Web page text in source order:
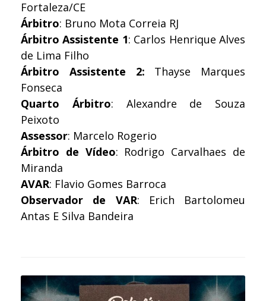
Fortaleza/CE
Árbitro: Bruno Mota Correia RJ
Árbitro Assistente 1: Carlos Henrique Alves
de Lima Filho
Árbitro Assistente 2: Thayse Marques
Fonseca
Quarto Árbitro: Alexandre de Souza
Peixoto
Assessor: Marcelo Rogerio
Árbitro de Vídeo: Rodrigo Carvalhaes de
Miranda
AVAR: Flavio Gomes Barroca
Observador de VAR: Erich Bartolomeu
Antas E Silva Bandeira